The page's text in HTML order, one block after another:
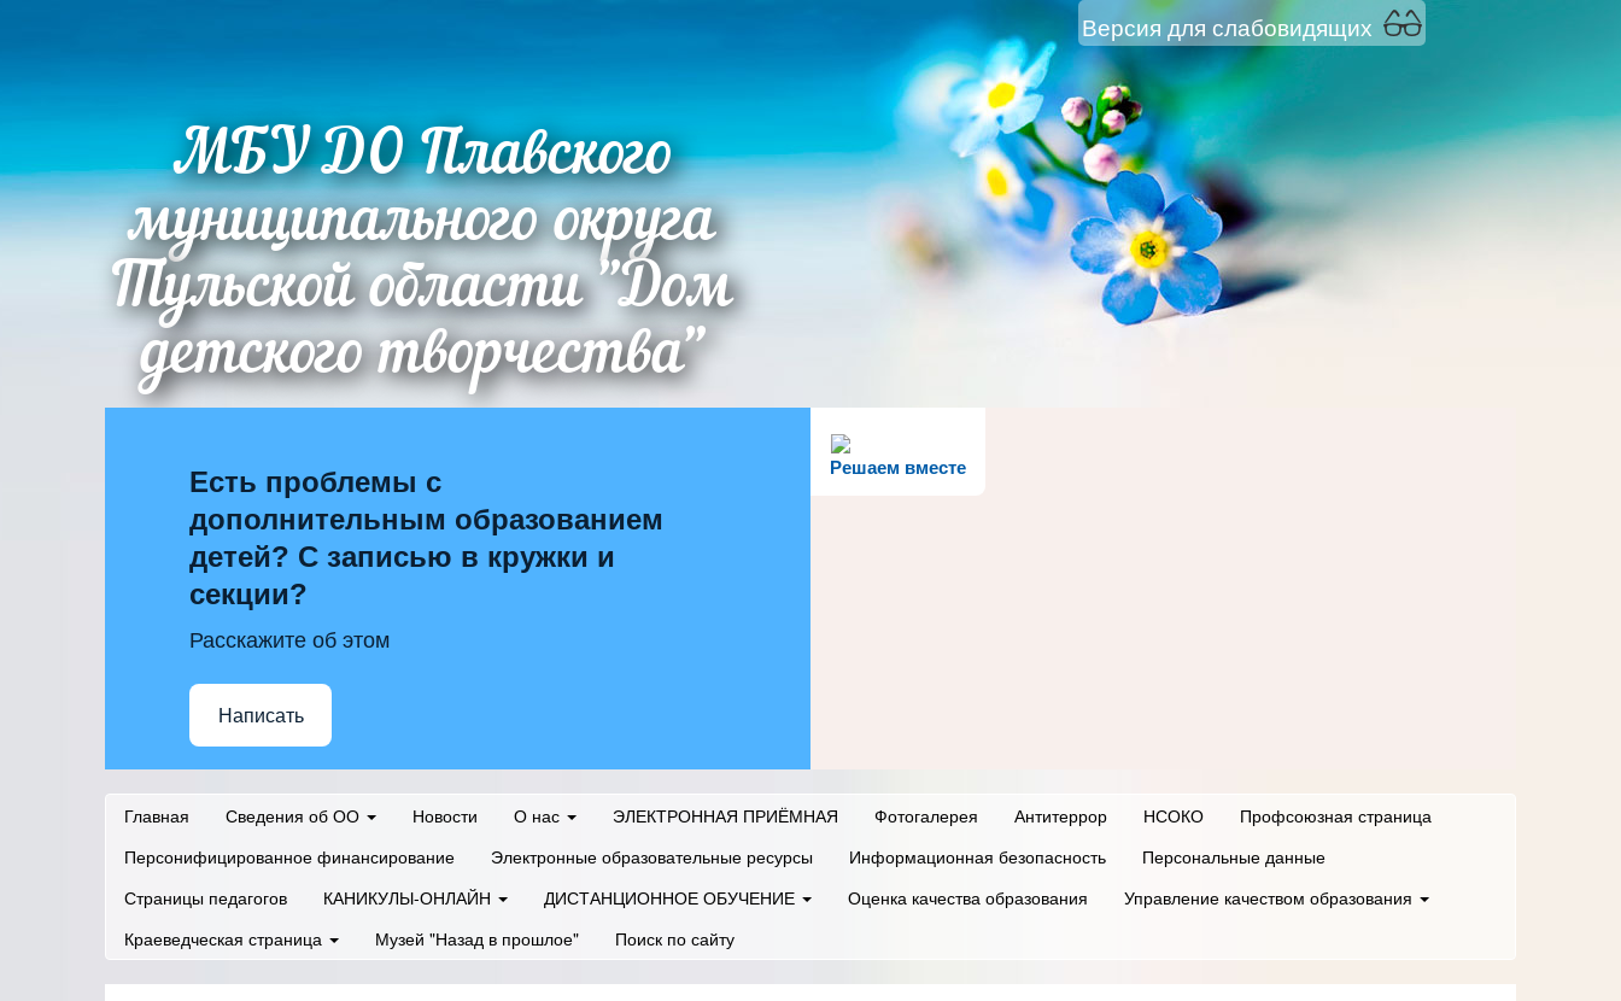
Версия для слабовидящих
МБУ ДО Плавского
муниципального округа
Тульской области "Дом
детского творчества"
Решаем вместе
Есть проблемы с
дополнительным образованием
детей? С записью в кружки и
секции?
Расскажите об этом
Написать
Главная Сведения об ОО Новости О нас ЭЛЕКТРОННАЯ ПРИЁМНАЯ Фотогалерея Антитеррор НСОКО
Профсоюзная страница
Персонифицированное финансирование
Электронные образовательные ресурсы Информационная безопасность
Персональные данные
Страницы педагогов
КАНИКУЛЫ-ОНЛАЙН ДИСТАНЦИОННОЕ ОБУЧЕНИЕ Оценка качества образования
Управление качеством образования
Краеведческая страница
Музей "Назад в прошлое" Поиск по сайту